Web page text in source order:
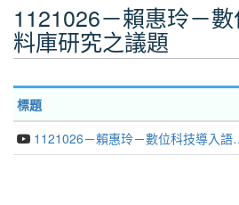
1121026－賴惠玲－
料庫研究之議題
標題
1121026－賴惠玲－數位科技導入語料庫研究之議題